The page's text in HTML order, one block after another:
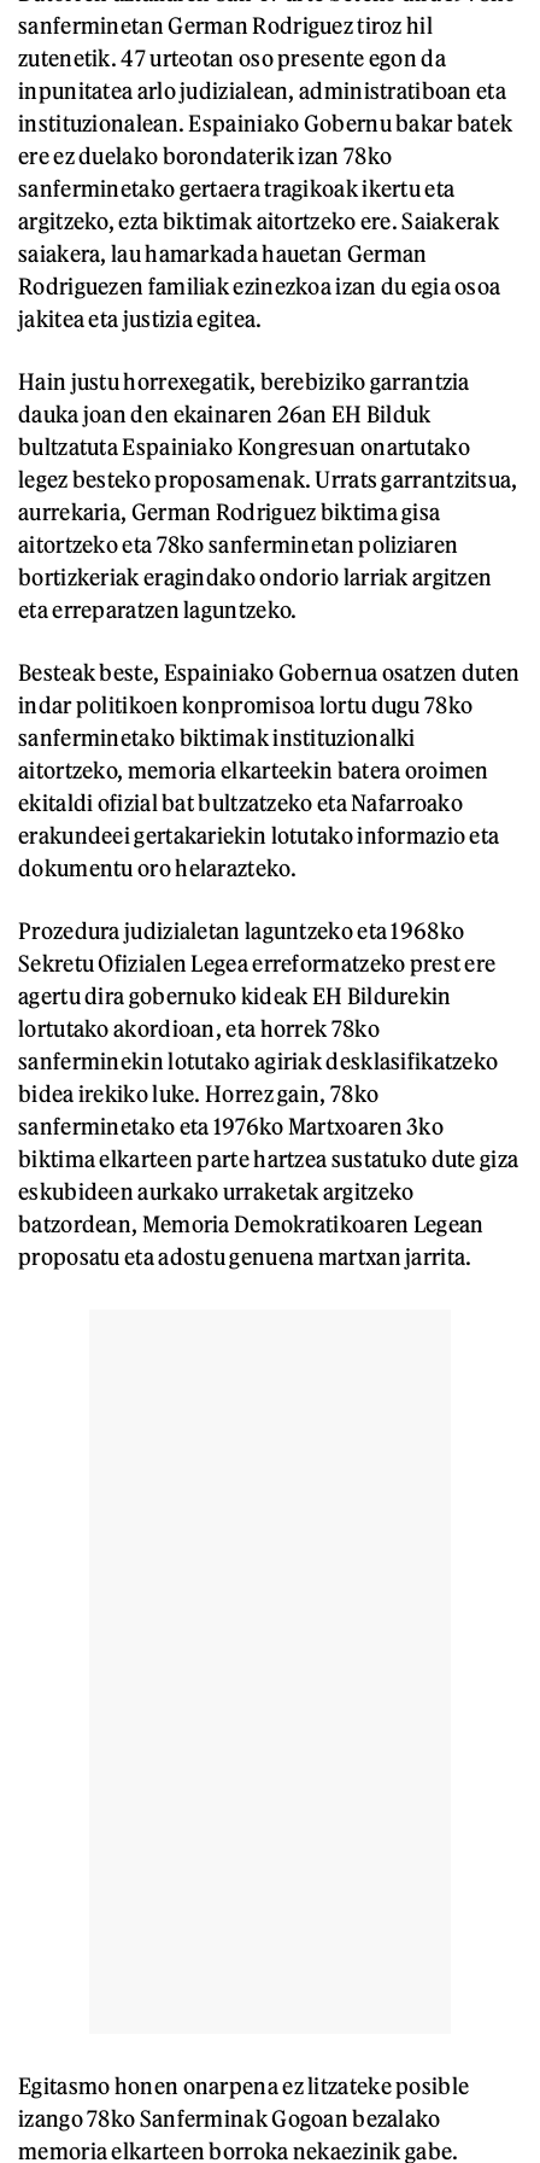
sanferminetan German Rodriguez tiroz hil
zutenetik. 47 urteotan oso presente egon da
inpunitatea arlo judizialean, administratiboan eta
instituzionalean. Espainiako Gobernu bakar batek
ere ez duelako borondaterik izan 78ko
sanferminetako gertaera tragikoak ikertu eta
argitzeko, ezta biktimak aitortzeko ere. Saiakerak
saiakera, lau hamarkada hauetan German
Rodriguezen familiak ezinezkoa izan du egia osoa
jakitea eta justizia egitea.
Hain justu horrexegatik, berebiziko garrantzia
dauka joan den ekainaren 26an EH Bilduk
bultzatuta Espainiako Kongresuan onartutako
legez besteko proposamenak. Urrats garrantzitsua,
aurrekaria, German Rodriguez biktima gisa
aitortzeko eta 78ko sanferminetan poliziaren
bortizkeriak eragindako ondorio larriak argitzen
eta erreparatzen laguntzeko.
Besteak beste, Espainiako Gobernua osatzen duten
indar politikoen konpromisoa lortu dugu 78ko
sanferminetako biktimak instituzionalki
aitortzeko, memoria elkarteekin batera oroimen
ekitaldi ofizial bat bultzatzeko eta Nafarroako
erakundeei gertakariekin lotutako informazio eta
dokumentu oro helarazteko.
Prozedura judizialetan laguntzeko eta 1968ko
Sekretu Ofizialen Legea erreformatzeko prest ere
agertu dira gobernuko kideak EH Bildurekin
lortutako akordioan, eta horrek 78ko
sanferminekin lotutako agiriak desklasifikatzeko
bidea irekiko luke. Horrez gain, 78ko
sanferminetako eta 1976ko Martxoaren 3ko
biktima elkarteen parte hartzea sustatuko dute giza
eskubideen aurkako urraketak argitzeko
batzordean, Memoria Demokratikoaren Legean
proposatu eta adostu genuena martxan jarrita.
Egitasmo honen onarpena ez litzateke posible
izango 78ko Sanferminak Gogoan bezalako
memoria elkarteen borroka nekaezinik gabe.